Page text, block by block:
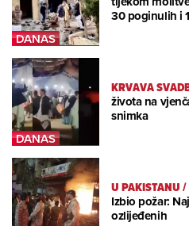
30 poginulih i
KRVAVA
života na
snimka
U PAKISTANU/
Izbio požar:
ozlijeđenih